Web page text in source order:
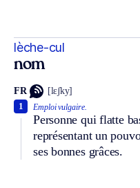
lèche-cul
nom
FR [lɛʃky]
Emploi vulgaire.
Personne qui flatte
représentant un
ses bonnes grâces.
1